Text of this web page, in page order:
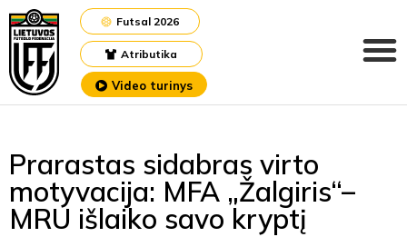
Atributika
Futsal 2026
Video turinys
Prarastas sidabras virto
motyvacija: MFA „Žalgiris“–
MRU išlaiko savo kryptį